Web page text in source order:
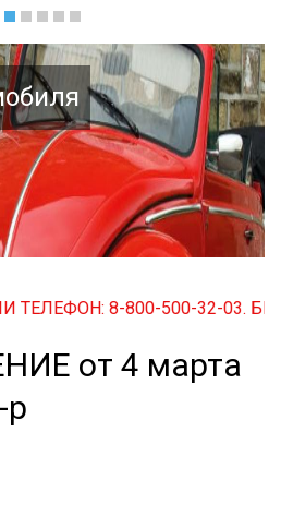
8-800-500-32-03.
от 4 марта
р